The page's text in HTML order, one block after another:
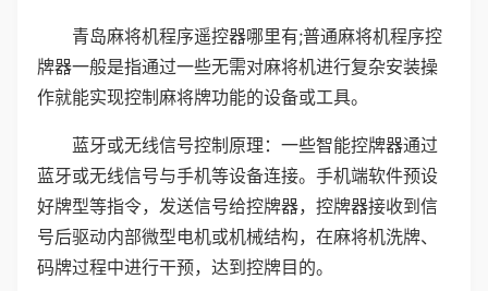
青岛麻将机程序遥控器哪里有;普通麻将机程序控
牌器一般是指通过一些无需对麻将机进行复杂安装操
作就能实现控制麻将牌功能的设备或工具。
蓝牙或无线信号控制原理：一些智能控牌器通过
蓝牙或无线信号与手机等设备连接。手机端软件预设
好牌型等指令，发送信号给控牌器，控牌器接收到信
号后驱动内部微型电机或机械结构，在麻将机洗牌、
码牌过程中进行干预，达到控牌目的。